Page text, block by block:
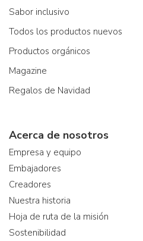
Sabor inclusivo
Todos los productos nuevos
Productos orgánicos
Magazine
Regalos de Navidad
Acerca de nosotros
Empresa y equipo
Embajadores
Creadores
Nuestra historia
Hoja de ruta de la misión
Sostenibilidad